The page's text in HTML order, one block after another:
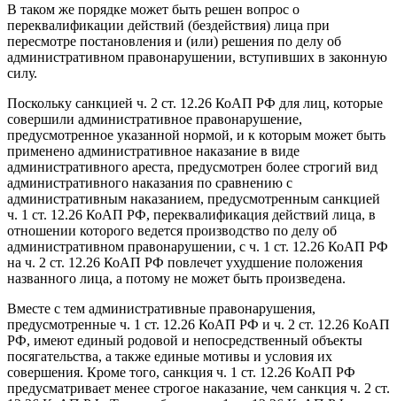
В таком же порядке может быть решен вопрос о
переквалификации действий (бездействия) лица при
пересмотре постановления и (или) решения по делу об
административном правонарушении, вступивших в законную
силу.
Поскольку санкцией ч. 2 ст. 12.26 КоАП РФ для лиц, которые
совершили административное правонарушение,
предусмотренное указанной нормой, и к которым может быть
применено административное наказание в виде
административного ареста, предусмотрен более строгий вид
административного наказания по сравнению с
административным наказанием, предусмотренным санкцией
ч. 1 ст. 12.26 КоАП РФ, переквалификация действий лица, в
отношении которого ведется производство по делу об
административном правонарушении, с ч. 1 ст. 12.26 КоАП РФ
на ч. 2 ст. 12.26 КоАП РФ повлечет ухудшение положения
названного лица, а потому не может быть произведена.
Вместе с тем административные правонарушения,
предусмотренные ч. 1 ст. 12.26 КоАП РФ и ч. 2 ст. 12.26 КоАП
РФ, имеют единый родовой и непосредственный объекты
посягательства, а также единые мотивы и условия их
совершения. Кроме того, санкция ч. 1 ст. 12.26 КоАП РФ
предусматривает менее строгое наказание, чем санкция ч. 2 ст.